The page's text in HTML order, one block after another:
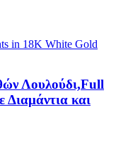
Λουλούδι,Full
και